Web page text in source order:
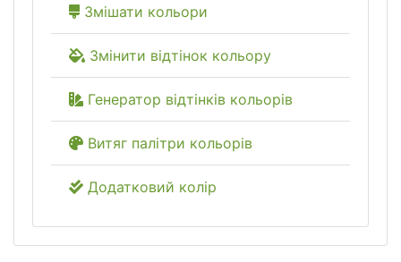
Змішати кольори
Змінити відтінок кольору
Генератор відтінків кольорів
Витяг палітри кольорів
Додатковий колір